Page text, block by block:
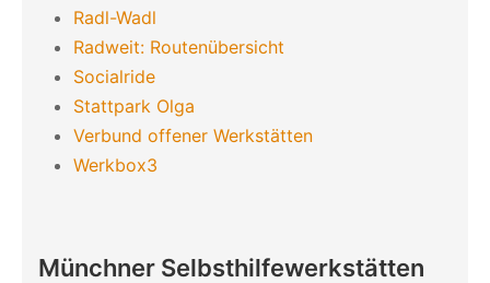
Radl-Wadl
Radweit: Routenübersicht
Socialride
Stattpark Olga
Verbund offener Werkstätten
Werkbox3
Münchner Selbsthilfewerkstätten